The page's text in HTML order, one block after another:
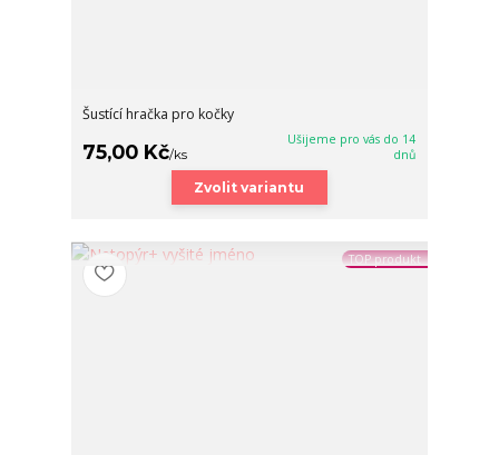
Šustící hračka pro kočky
75,00 Kč/ks
Ušijeme pro vás do 14
dnů
Zvolit variantu
TOP produkt